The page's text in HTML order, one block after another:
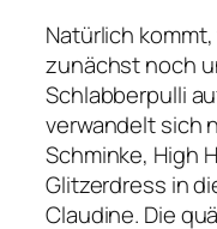
Natürlich
zunächst noch
Schlabberpulli
verwandelt sich
Schminke, High
Glitzerdress in
Claudine. Die